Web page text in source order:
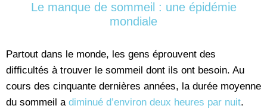
Le manque de sommeil : une épidémie
mondiale
Partout dans le monde, les gens éprouvent des
difficultés à trouver le sommeil dont ils ont besoin. Au
cours des cinquante dernières années, la durée moyenne
du sommeil a diminué d’environ deux heures par nuit.